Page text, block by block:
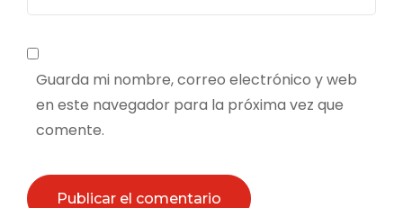
Guarda mi nombre, correo electrónico y web
en este navegador para la próxima vez que
comente.